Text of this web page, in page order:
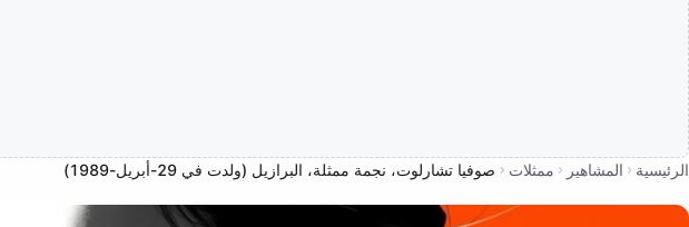
الرئيسية المشاهير ممثلات صوفيا تشارلوت، نجمة ممثلة، البرازيل (ولدت في 29-أبريل-1989)